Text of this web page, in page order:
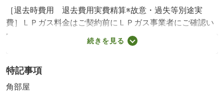
［退去時費用 退去費用実費精算※故意・過失等別途実
費］ＬＰガス料金はご契約前にＬＰガス事業者にご確認い
ただけます。 クリーニング料金９９０００円（税込、Ａ
Ｃ洗浄込）、ペット不可、自治会活動参加可能性あり
必須。初回保証料３５０００円、月額保証料賃料等総額の
１％＋８００円／月（その他商品あり） 朝陽小学校・１
続きを見る
特記事項
角部屋